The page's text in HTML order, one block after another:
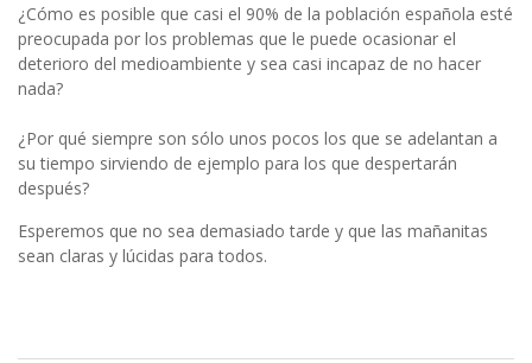
¿Cómo es posible que casi el 90% de la población española esté
preocupada por los problemas que le puede ocasionar el
deterioro del medioambiente y sea casi incapaz de no hacer
nada?
¿Por qué siempre son sólo unos pocos los que se adelantan a
su tiempo sirviendo de ejemplo para los que despertarán
después?
Esperemos que no sea demasiado tarde y que las mañanitas
sean claras y lúcidas para todos.